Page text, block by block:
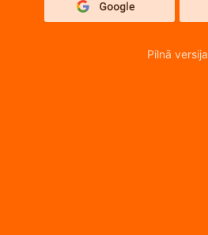
Pilnā versija